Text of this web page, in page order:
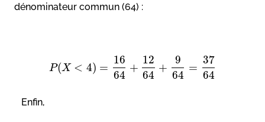
dénominateur commun (64) :
P(X < 4) =
16
64
+
12
64
+
9
64
=
37
64
Enfin,